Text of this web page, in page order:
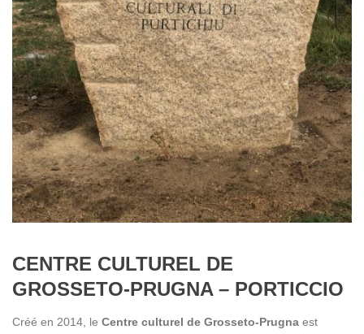
CENTRE CULTUREL DE
GROSSETO-PRUGNA – PORTICCIO
Créé en 2014, le Centre culturel de Grosseto-Prugna est